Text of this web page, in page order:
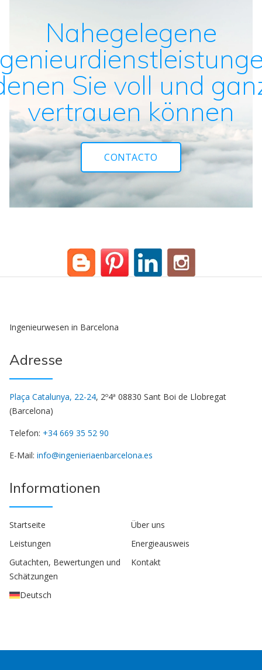
Nahegelegene
Sie voll und
vertrauen können
CONTACTO
Ingenieurwesen in Barcelona
Adresse
Plaça Catalunya, 22-24, 2º4ª 08830 Sant Boi de Llobregat
(Barcelona)
Telefon: +34 669 35 52 90
E-Mail: info@ingenieriaenbarcelona.es
Informationen
Startseite
Über uns
Leistungen
Energieausweis
Gutachten, Bewertungen und
Schätzungen
Kontakt
Deutsch